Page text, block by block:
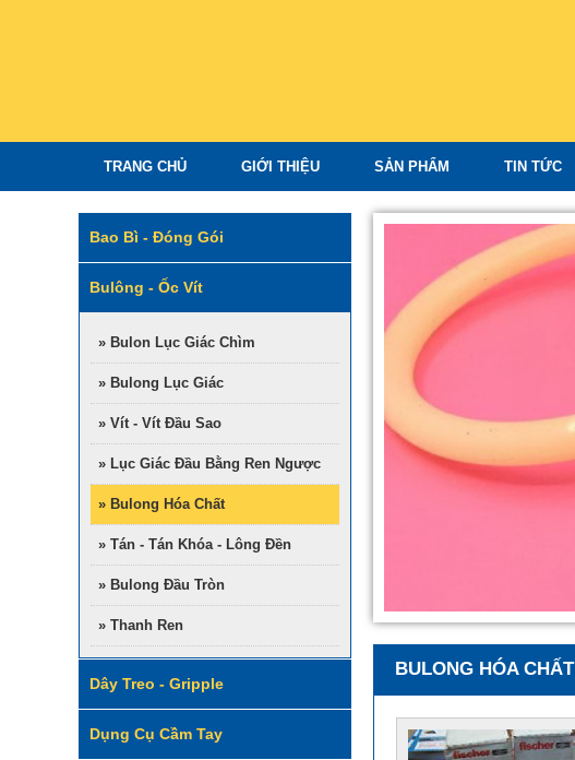
TRANG CHỦ GIỚI THIỆU SẢN PHẨM TIN TỨC
Bao Bì - Đóng Gói
Bulông - Ốc Vít
» Bulon Lục Giác Chìm
» Bulong Lục Giác
» Vít - Vít Đầu Sao
» Lục Giác Đầu Bằng Ren Ngược
» Bulong Hóa Chất
» Tán - Tán Khóa - Lông Đền
» Bulong Đầu Tròn
» Thanh Ren
Dây Treo - Gripple
Dụng Cụ Cầm Tay
BULONG HÓA CHẤT